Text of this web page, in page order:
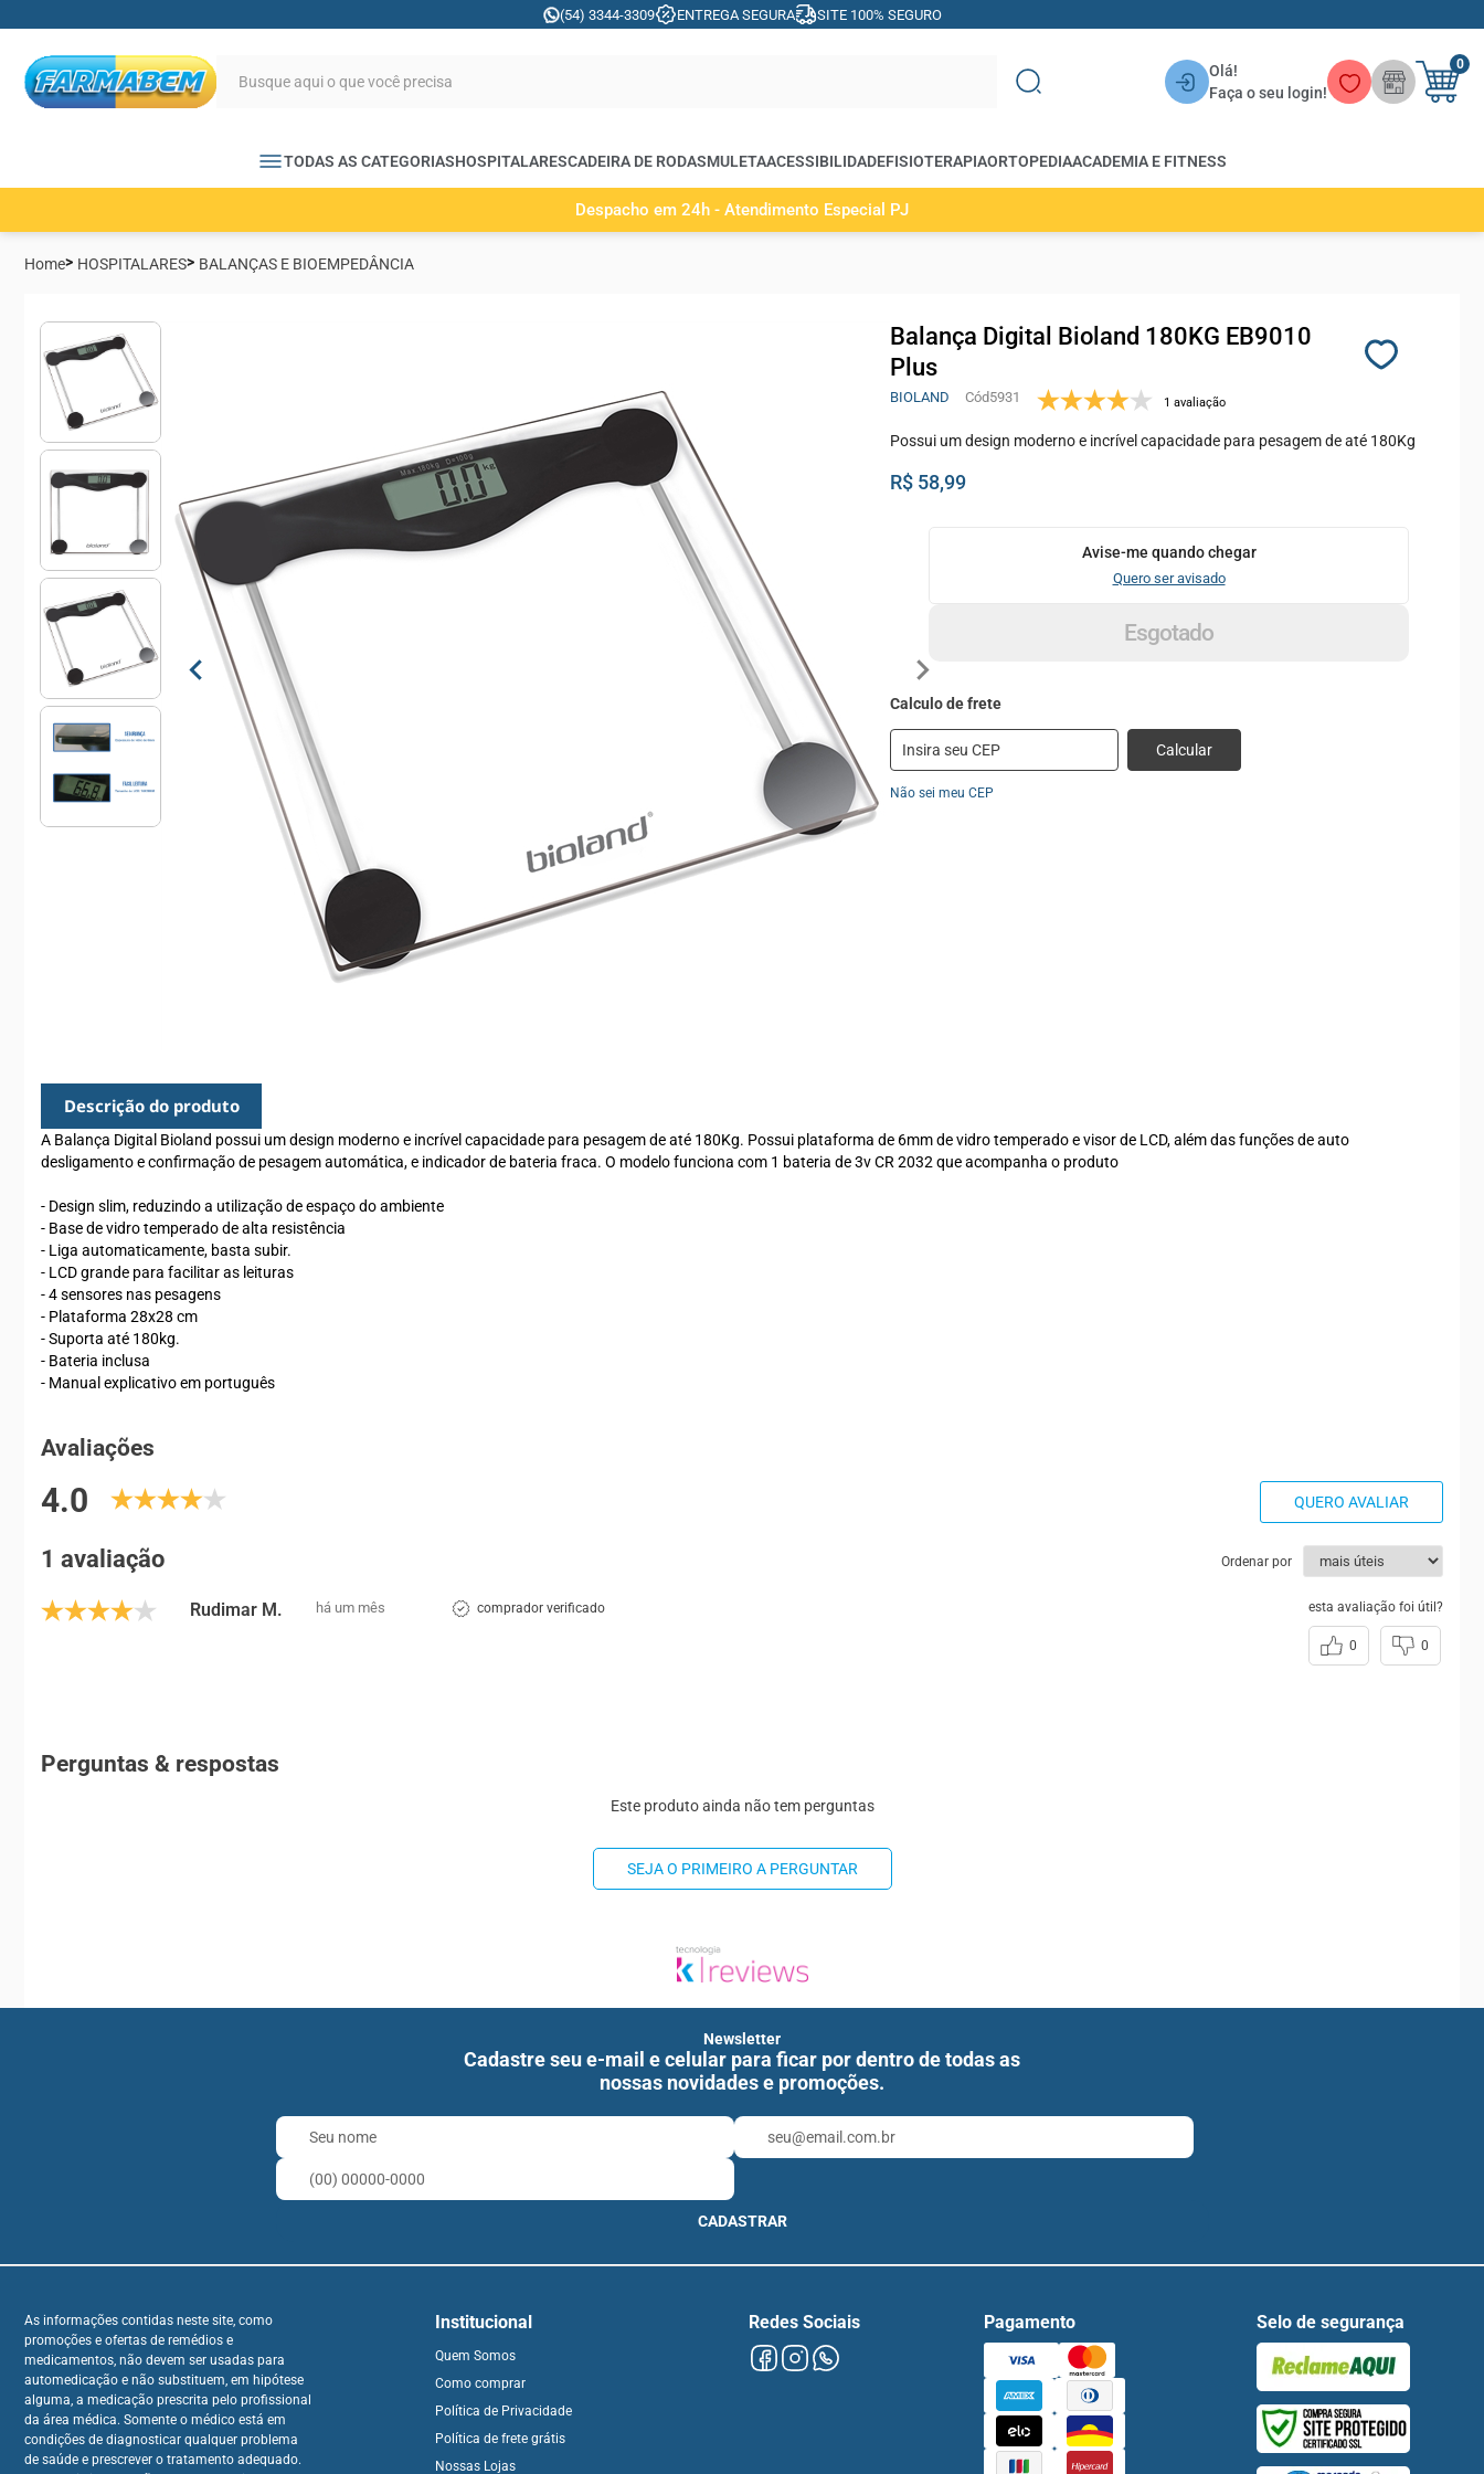
(54) 3344-3309 ENTREGA SEGURA SITE 100% SEGURO
Olá!
Faça o seu login!
0
TODAS AS CATEGORIASHOSPITALARESCADEIRA DE RODASMULETAACESSIBILIDADEFISIOTERAPIAORTOPEDIAACADEMIA E FITNESS
Despacho em 24h - Atendimento Especial PJ
Home HOSPITALARES BALANÇAS E BIOEMPEDÂNCIA
Balança Digital Bioland 180KG EB9010
Plus
BIOLAND 5931 1 avaliação
Possui um design moderno e incrível capacidade para pesagem de até 180Kg
R$ 58,99
Esgotado
Avise-me quando chegar
Quero ser avisado
Calcular
Não sei meu CEP
Descrição do produto
A Balança Digital Bioland possui um design moderno e incrível capacidade para pesagem de até 180Kg. Possui plataforma de 6mm de vidro temperado e visor de LCD, além das funções de auto
desligamento e confirmação de pesagem automática, e indicador de bateria fraca. O modelo funciona com 1 bateria de 3v CR 2032 que acompanha o produto
- Design slim, reduzindo a utilização de espaço do ambiente
- Base de vidro temperado de alta resistência
- Liga automaticamente, basta subir.
- LCD grande para facilitar as leituras
- 4 sensores nas pesagens
- Plataforma 28x28 cm
- Suporta até 180kg.
- Bateria inclusa
- Manual explicativo em português
Avaliações
4.0 QUERO AVALIAR
1 avaliação Ordenar por
Rudimar M. há um mês comprador verificado esta avaliação foi útil?
0 0
Perguntas & respostas
Este produto ainda não tem perguntas
SEJA O PRIMEIRO A PERGUNTAR
Newsletter
Cadastre seu e-mail e celular para ficar por dentro de todas as
nossas novidades e promoções.
CADASTRAR
As informações contidas neste site, como
promoções e ofertas de remédios e
medicamentos, não devem ser usadas para
automedicação e não substituem, em hipótese
alguma, a medicação prescrita pelo profissional
da área médica. Somente o médico está em
condições de diagnosticar qualquer problema
de saúde e prescrever o tratamento adequado.
Institucional
Quem Somos
Como comprar
Política de Privacidade
Política de frete grátis
Nossas Lojas
Redes Sociais Pagamento Selo de segurança